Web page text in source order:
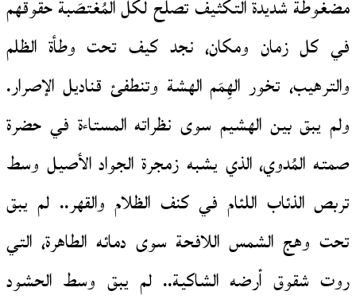
مضغوطة شديدة التكثيف تصلح لكل المُغتصَبة حقوقهم
في كل زمان ومكان، نجد كيف تحت وطأة الظلم
والترهيب، تخور الهِمَم الهشة وتنطفئ قناديل الإصرار.
ولم يبق بين الهشيم سوى نظراته المستاءة في حضرة
صمته المُدوي، الذي يشبه زمجرة الجواد الأصيل وسط
تربص الذئاب اللئام في كنف الظلام والقهر.. لم يبق
تحت وهج الشمس اللافحة سوى دمائه الطاهرة، التي
روت شقوق أرضه الشاكية.. لم يبق وسط الحشود